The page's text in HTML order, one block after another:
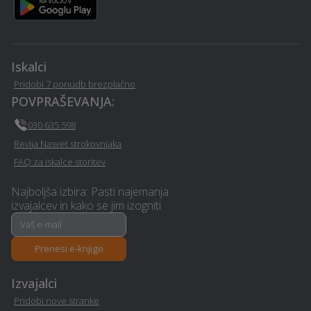
Izobraževanje - Trzic
Chip tuning - Trzic
Mizarstvo - Trzic
Izdelava in montaža
Izkop gradbene jame -
Trzic
Strešna okna - Trzic
Iskalci
Pridobi 7 ponudb brezplačno
POVPRAŠEVANJA:
030 635 598
Revija Nasvet strokovnjaka
FAQ za iskalce storitev
Najboljša izbira: Pasti najemanja
izvajalcev in kako se jim izogniti
Prenesi e-knjigo
Izvajalci
Pridobi nove stranke